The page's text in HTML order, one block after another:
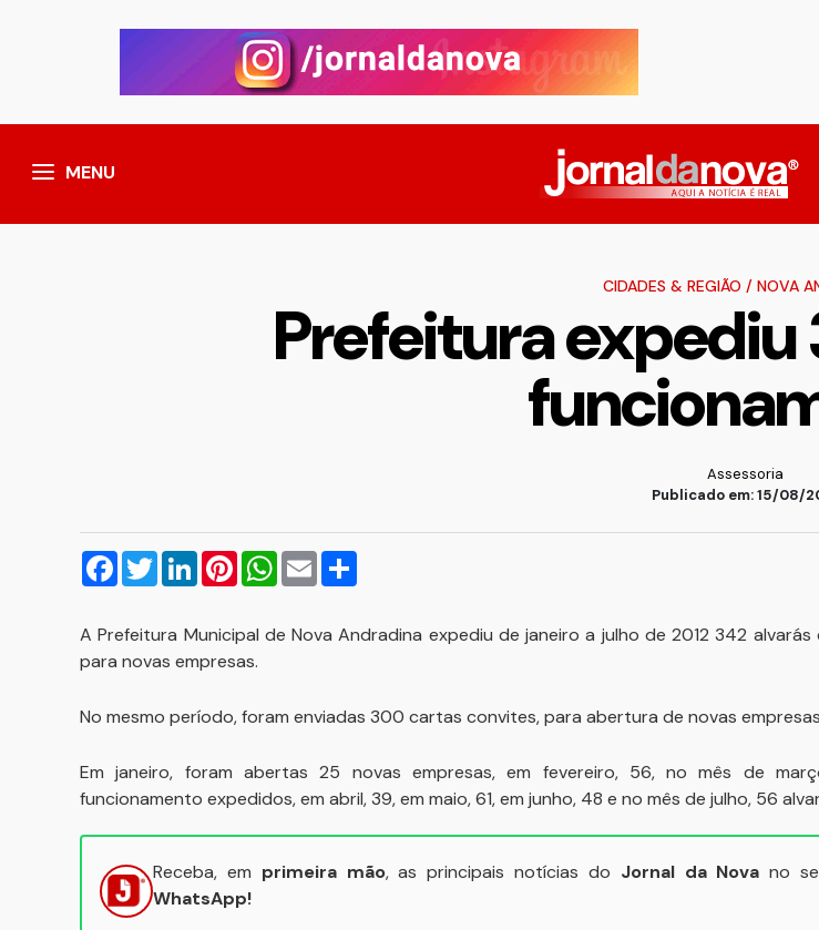
MENU
CIDADES & REGIÃO / NOVA
Prefeitura expediu
Assessoria
Publicado em: 15/08/
Facebook
TwitterLinkedInPinterestWhatsApp
Email
A Prefeitura Municipal de Nova Andradina expediu de janeiro a julho de 2012 342
para novas empresas.
No mesmo período, foram enviadas 300 cartas convites, para abertura de novas
Em janeiro, foram abertas 25 novas empresas, em fevereiro, 56, no mês de
funcionamento expedidos, em abril, 39, em maio, 61, em junho, 48 e no mês de julho, 56
Receba, em primeira mão, as principais notícias do Jornal da Nova no
WhatsApp!